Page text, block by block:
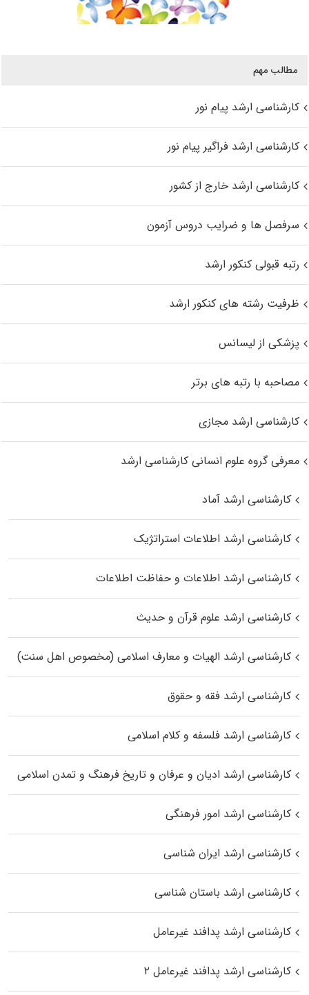
مطالب مهم
کارشناسی ارشد پیام نور
کارشناسی ارشد فراگیر پیام نور
کارشناسی ارشد خارج از کشور
سرفصل ها و ضرایب دروس آزمون
رتبه قبولی کنکور ارشد
ظرفیت رشته های کنکور ارشد
پزشکی از لیسانس
مصاحبه با رتبه های برتر
کارشناسی ارشد مجازی
معرفی گروه علوم انسانی کارشناسی ارشد
کارشناسی ارشد آماد
کارشناسی ارشد اطلاعات استراتژیک
کارشناسی ارشد اطلاعات و حفاظت اطلاعات
کارشناسی ارشد علوم قرآن و حدیث
کارشناسی ارشد الهیات و معارف اسلامی (مخصوص اهل سنت)
کارشناسی ارشد فقه و حقوق
کارشناسی ارشد فلسفه و کلام اسلامی
کارشناسی ارشد ادیان و عرفان و تاریخ فرهنگ و تمدن اسلامی
کارشناسی ارشد امور فرهنگی
کارشناسی ارشد ایران شناسی
کارشناسی ارشد باستان شناسی
کارشناسی ارشد پدافند غیرعامل
کارشناسی ارشد پدافند غیرعامل ۲